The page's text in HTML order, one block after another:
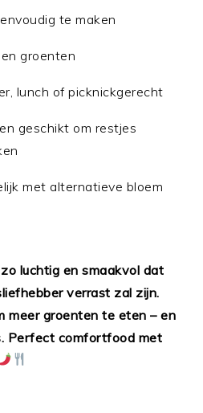
te maken
groenten
lunch of picknickgerecht
geschikt om restjes
met alternatieve bloem
luchtig en smaakvol dat
verrast zal zijn.
meer groenten te eten – en
Perfect comfortfood met